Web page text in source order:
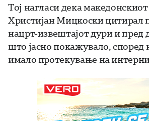
Тој нагласи дека
Христијан Мицкоски цитирал
нацрт-извештајот дури и пред
што јасно покажувало, според
имало протекување на